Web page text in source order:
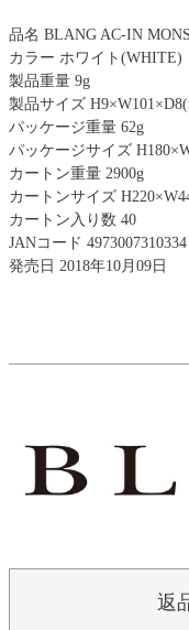
品名 BLANG AC-IN
カラー ホワイト(WHITE)
製品重量 9g
製品サイズ
パッケージ重量 62g
パッケージサイズ
カートン重量 2900g
カートンサイズ
カートン入り数 40
JANコード 4973007310334
発売日 2018年10月09日
返